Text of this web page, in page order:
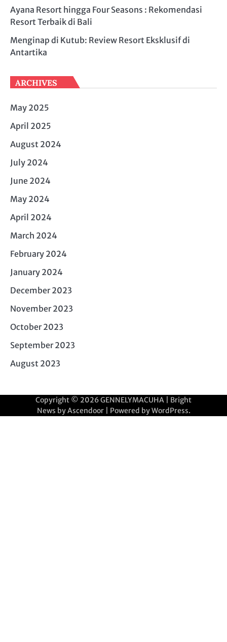
Ayana Resort hingga Four Seasons : Rekomendasi
Resort Terbaik di Bali
Menginap di Kutub: Review Resort Eksklusif di
Antartika
ARCHIVES
May 2025
April 2025
August 2024
July 2024
June 2024
May 2024
April 2024
March 2024
February 2024
January 2024
December 2023
November 2023
October 2023
September 2023
August 2023
Copyright © 2026GENNELYMACUHA | Bright
News byAscendoor| Powered byWordPress.